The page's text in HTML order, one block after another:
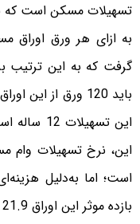
تسهیلات مسکن است که
باید 120 ورق از
این
است؛ اما به‌دلیل
بازده موثر این اوراق 21.9 درصد قابل محاسبه است.